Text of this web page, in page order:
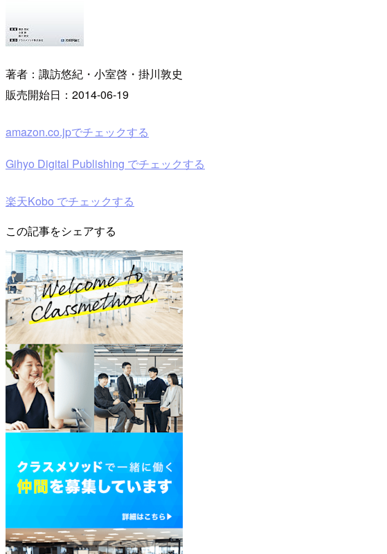
著者：諏訪悠紀・小室啓・掛川敦史
販売開始日：2014-06-19
amazon.co.jpでチェックする
Gihyo Digital Publishing でチェックする
楽天Kobo でチェックする
この記事をシェアする